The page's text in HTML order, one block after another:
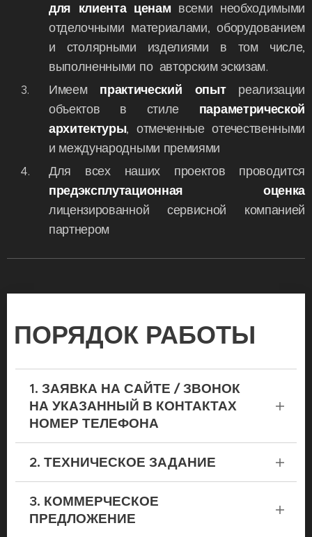
для клиента ценам всеми необходимыми
отделочными материалами, оборудованием
и столярными изделиями в том числе,
выполненными по авторским эскизам.
Имеем практический опытреализации
объектов в стиле параметрической
архитектуры, отмеченные отечественными
и международными премиями
Для всех наших проектов проводится
предэксплутационная оценка
лицензированной сервисной компанией
партнером
ПОРЯДОК РАБОТЫ
1. ЗАЯВКА НА САЙТЕ / ЗВОНОК
НА УКАЗАННЫЙ В КОНТАКТАХ
НОМЕР ТЕЛЕФОНА
объекта и желаемого результата.
графика студии. Определение формата
встреч (личные или удаленные).
2. ТЕХНИЧЕСКОЕ ЗАДАНИЕ
видение будущего дома, интерьера или
пространства, ваши стилевые предпочтения,
3. КОММЕРЧЕСКОЕ
ПРЕДЛОЖЕНИЕ